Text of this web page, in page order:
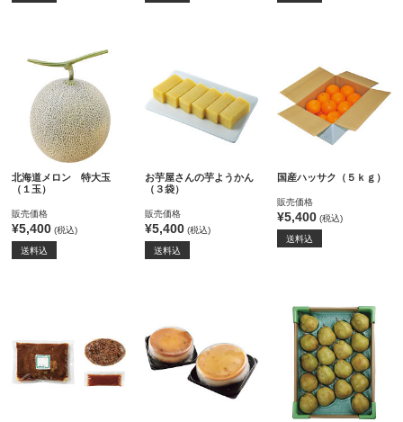
北海道メロン 特大玉
（１玉）
販売価格
¥5,400 (税込)
送料込
お芋屋さんの芋ようかん
（３袋）
販売価格
¥5,400(税込)
送料込
国産ハッサク（５ｋｇ）
販売価格
¥5,400 (税込)
送料込